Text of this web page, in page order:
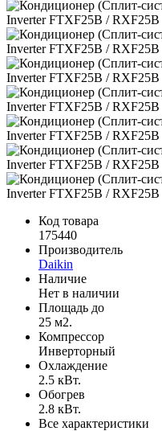
Код товара
175440
Производитель
Daikin
Наличие
Нет в наличии
Площадь до
25 м2.
Компрессор
Инверторный
Охлаждение
2.5 кВт.
Обогрев
2.8 кВт.
Все характеристики